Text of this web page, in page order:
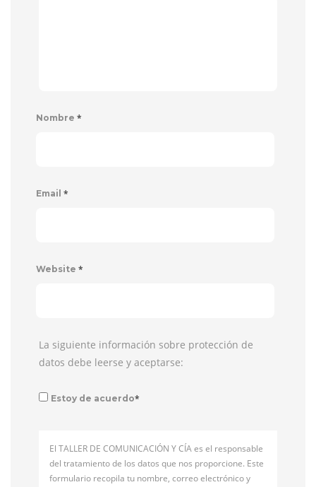
Nombre *
Email *
Website *
La siguiente información sobre protección de
datos debe leerse y aceptarse:
Estoy de acuerdo*
El TALLER DE COMUNICACIÓN Y CÍA es el responsable
del tratamiento de los datos que nos proporcione. Este
formulario recopila tu nombre, correo electrónico y